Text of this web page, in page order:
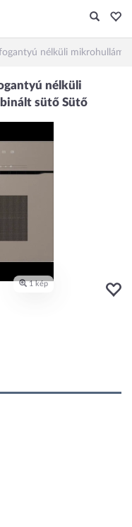
nélküli